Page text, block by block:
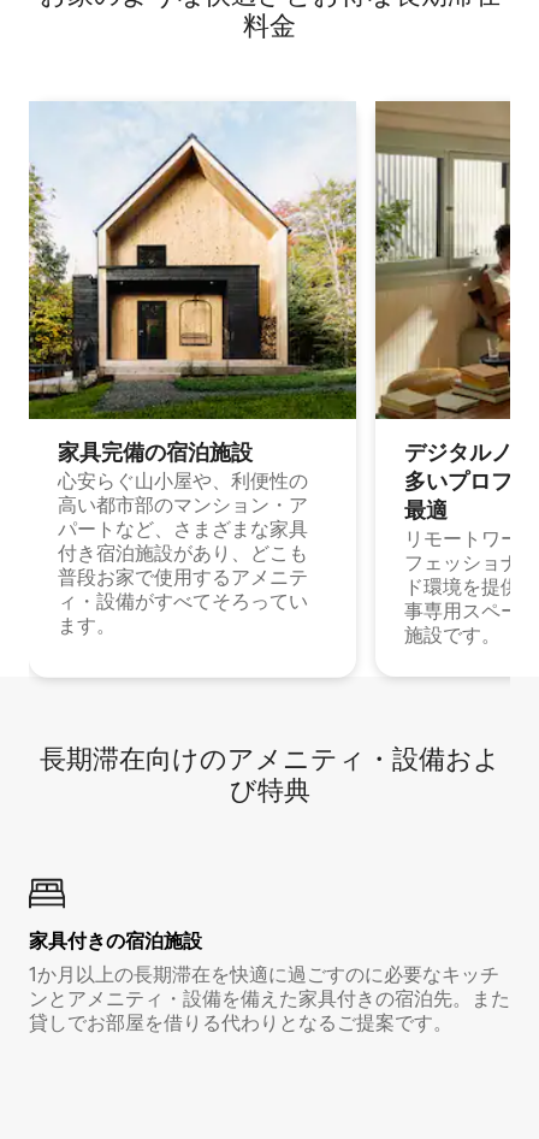
料⁠金
家具完備の宿⁠泊⁠施⁠設
心安らぐ山小屋や、利便性の
高い都市部のマンション・ア
パートなど、さまざまな家具
付き宿泊施設があり、どこも
普段お家で使用するアメニテ
ィ・設備がすべてそろってい
ます。
デジタルノ
多⁠いプ⁠ロ⁠フ⁠
最⁠適
リモートワー
フェッショナ
ド環境を提供
事専用スペー
施設です。
長期滞在向け⁠のア⁠メ⁠ニ⁠テ⁠ィ⁠・設⁠備⁠およ
び特⁠典
家具付き⁠の宿⁠泊⁠施⁠設
1か月以上の長期滞在を快適に過ごすのに必要なキッチ
ンとアメニティ・設備を備えた家具付きの宿泊先。また
貸しでお部屋を借りる代わりとなるご提案です。